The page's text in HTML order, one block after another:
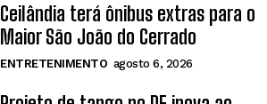
Ceilândia terá ônibus extras para o
Maior São João do Cerrado
ENTRETENIMENTO agosto 6, 2026